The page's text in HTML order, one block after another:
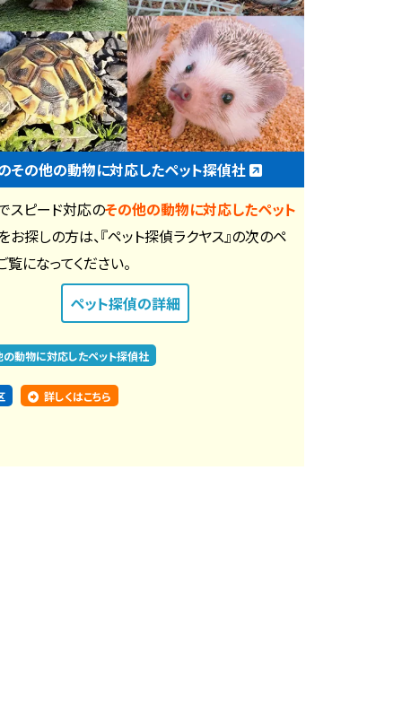
その他の動物に対応したペット探偵社
スピード対応のその他の動物に対応したペット
お探しの方は、『ペット探偵ラクヤス』の次のペ
になってください。
ペット探偵の詳細
の動物に対応したペット探偵社
詳しくはこちら